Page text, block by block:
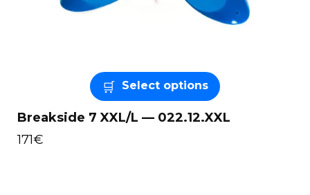
Select options
Breakside 7 XXL/L — 022.12.XXL
171€